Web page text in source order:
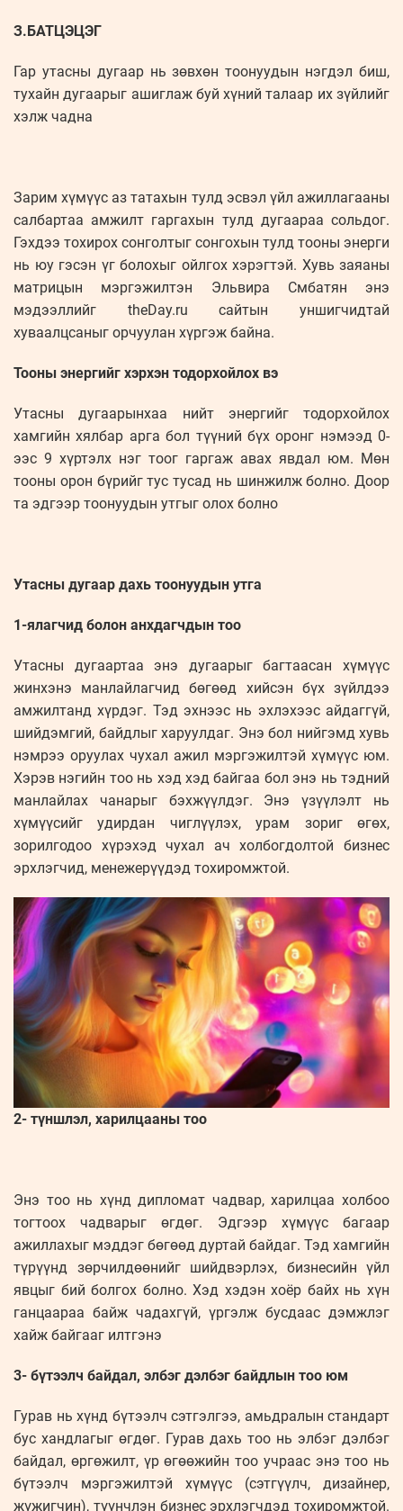
З.БАТЦЭЦЭГ
Гар утасны дугаар нь зөвхөн тоонуудын нэгдэл биш,
тухайн дугаарыг ашиглаж буй хүний ​​талаар их зүйлийг
хэлж чадна
Зарим хүмүүс аз татахын тулд эсвэл үйл ажиллагааны
салбартаа амжилт гаргахын тулд дугаараа сольдог.
Гэхдээ тохирох сонголтыг сонгохын тулд тооны энерги
нь юу гэсэн үг болохыг ойлгох хэрэгтэй. Хувь заяаны
матрицын мэргэжилтэн Эльвира Смбатян энэ
мэдээллийг theDay.ru сайтын уншигчидтай
хуваалцсаныг орчуулан хүргэж байна.
Тооны энергийг хэрхэн тодорхойлох вэ
Утасны дугаарынхаа нийт энергийг тодорхойлох
хамгийн хялбар арга бол түүний бүх оронг нэмээд 0-
ээс 9 хүртэлх нэг тоог гаргаж авах явдал юм. Мөн
тооны орон бүрийг тус тусад нь шинжилж болно. Доор
та эдгээр тоонуудын утгыг олох болно
Утасны дугаар дахь тоонуудын утга
1-ялагчид болон анхдагчдын тоо
Утасны дугаартаа энэ дугаарыг багтаасан хүмүүс
жинхэнэ манлайлагчид бөгөөд хийсэн бүх зүйлдээ
амжилтанд хүрдэг. Тэд эхнээс нь эхлэхээс айдаггүй,
шийдэмгий, байдлыг харуулдаг. Энэ бол нийгэмд хувь
нэмрээ оруулах чухал ажил мэргэжилтэй хүмүүс юм.
Хэрэв нэгийн тоо нь хэд хэд байгаа бол энэ нь тэдний
манлайлах чанарыг бэхжүүлдэг. Энэ үзүүлэлт нь
хүмүүсийг удирдан чиглүүлэх, урам зориг өгөх,
зорилгодоо хүрэхэд чухал ач холбогдолтой бизнес
эрхлэгчид, менежерүүдэд тохиромжтой.
2- түншлэл, харилцааны тоо
Энэ тоо нь хүнд дипломат чадвар, харилцаа холбоо
тогтоох чадварыг өгдөг. Эдгээр хүмүүс багаар
ажиллахыг мэддэг бөгөөд дуртай байдаг. Тэд хамгийн
түрүүнд зөрчилдөөнийг шийдвэрлэх, бизнесийн үйл
явцыг бий болгох болно. Хэд хэдэн хоёр байх нь хүн
ганцаараа байж чадахгүй, үргэлж бусдаас дэмжлэг
хайж байгааг илтгэнэ
3- бүтээлч байдал, элбэг дэлбэг байдлын тоо юм
Гурав нь хүнд бүтээлч сэтгэлгээ, амьдралын стандарт
бус хандлагыг өгдөг. Гурав дахь тоо нь элбэг дэлбэг
байдал, өргөжилт, үр өгөөжийн тоо учраас энэ тоо нь
бүтээлч мэргэжилтэй хүмүүс (сэтгүүлч, дизайнер,
жүжигчин), түүнчлэн бизнес эрхлэгчдэд тохиромжтой.